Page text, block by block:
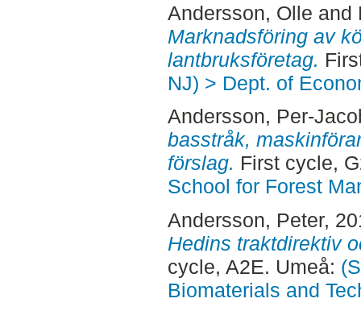
Andersson, Olle and
Marknadsföring av
lantbruksföretag.
NJ) > Dept. of
Andersson, Per-
basstråk,
förslag. First cycle,
School for Forest
Andersson, Peter,
Hedins traktdirektiv
cycle, A2E. Umeå:
Biomaterials and